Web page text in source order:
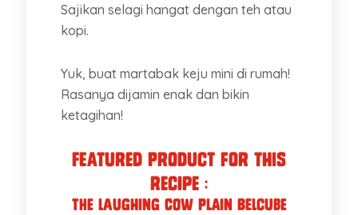
Sajikan selagi hangat dengan teh atau
kopi.
Yuk, buat martabak keju mini di rumah!
Rasanya dijamin enak dan bikin
ketagihan!
Featured Product for this
recipe :
The Laughing Cow Plain Belcube